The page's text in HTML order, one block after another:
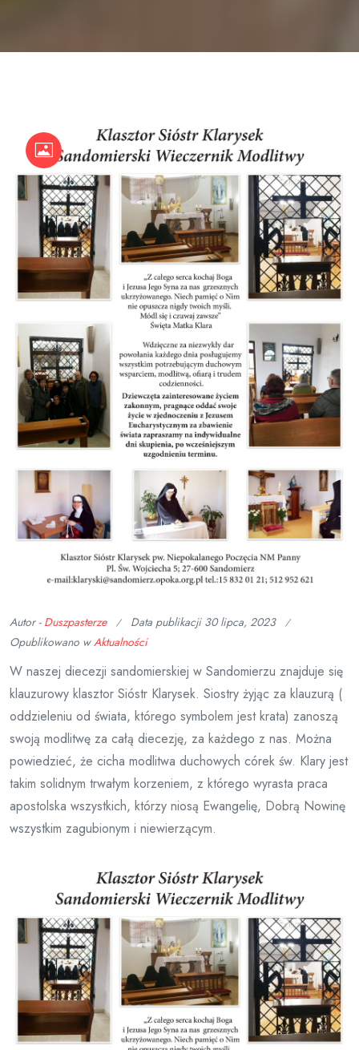
Autor - Duszpasterze Data publikacji 30 lipca, 2023
Opublikowano wAktualności
W naszej diecezji sandomierskiej w Sandomierzu znajduje się
klauzurowy klasztor Sióstr Klarysek. Siostry żyjąc za klauzurą (
oddzieleniu od świata, którego symbolem jest krata) zanoszą
swoją modlitwę za całą diecezję, za każdego z nas. Można
powiedzieć, że cicha modlitwa duchowych córek św. Klary jest
takim solidnym trwałym korzeniem, z którego wyrasta praca
apostolska wszystkich, którzy niosą Ewangelię, Dobrą Nowinę
wszystkim zagubionym i niewierzącym.